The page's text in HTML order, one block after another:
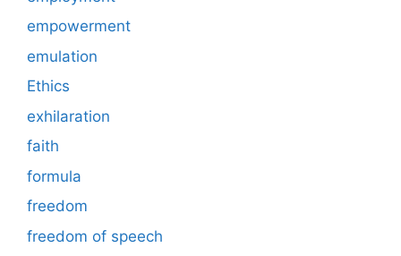
empowerment
emulation
Ethics
exhilaration
faith
formula
freedom
freedom of speech